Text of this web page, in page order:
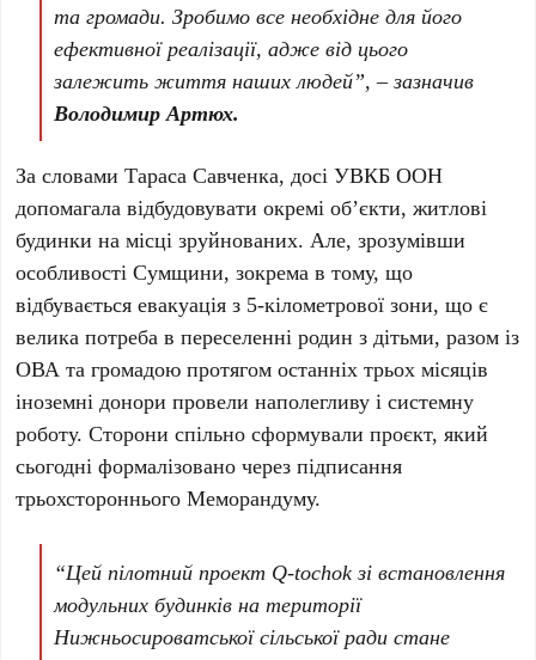
та громади. Зробимо все необхідне для його
ефективної реалізації, адже від цього
залежить життя наших людей”, – зазначив
Володимир Артюх.
За словами Тараса Савченка, досі УВКБ ООН
допомагала відбудовувати окремі об’єкти, житлові
будинки на місці зруйнованих. Але, зрозумівши
особливості Сумщини, зокрема в тому, що
відбувається евакуація з 5-кілометрової зони, що є
велика потреба в переселенні родин з дітьми, разом із
ОВА та громадою протягом останніх трьох місяців
іноземні донори провели наполегливу і системну
роботу. Сторони спільно сформували проєкт, який
сьогодні формалізовано через підписання
трьохстороннього Меморандуму.
“Цей пілотний проект Q-tochok зі встановлення
модульних будинків на території
Нижньосироватської сільської ради стане